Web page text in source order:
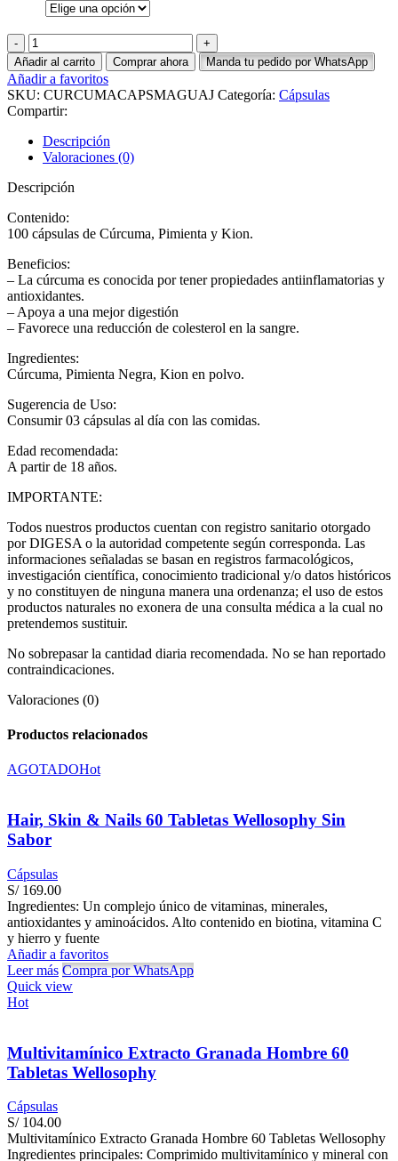
Cúrcuma,
Pimienta
y
Kion
500
mg
Mujer
Aguaje
cantidad
Añadir al carrito Comprar ahora Manda tu pedido por WhatsApp
Añadir a favoritos
SKU: CURCUMACAPSMAGUAJ Categoría: Cápsulas
Compartir:
Descripción
Valoraciones (0)
Descripción
Contenido:
100 cápsulas de Cúrcuma, Pimienta y Kion.
Beneficios:
– La cúrcuma es conocida por tener propiedades antiinflamatorias y
antioxidantes.
– Apoya a una mejor digestión
– Favorece una reducción de colesterol en la sangre.
Ingredientes:
Cúrcuma, Pimienta Negra, Kion en polvo.
Sugerencia de Uso:
Consumir 03 cápsulas al día con las comidas.
Edad recomendada:
A partir de 18 años.
IMPORTANTE:
Todos nuestros productos cuentan con registro sanitario otorgado
por DIGESA o la autoridad competente según corresponda. Las
informaciones señaladas se basan en registros farmacológicos,
investigación científica, conocimiento tradicional y/o datos históricos
y no constituyen de ninguna manera una ordenanza; el uso de estos
productos naturales no exonera de una consulta médica a la cual no
pretendemos sustituir.
No sobrepasar la cantidad diaria recomendada. No se han reportado
contraindicaciones.
Valoraciones (0)
Productos relacionados
AGOTADOHot
Hair, Skin & Nails 60 Tabletas Wellosophy Sin
Sabor
Cápsulas
S/169.00
Ingredientes: Un complejo único de vitaminas, minerales,
antioxidantes y aminoácidos. Alto contenido en biotina, vitamina C
y hierro y fuente
Añadir a favoritos
Leer más Compra por WhatsApp
Quick view
Hot
Multivitamínico Extracto Granada Hombre 60
Tabletas Wellosophy
Cápsulas
S/104.00
Multivitamínico Extracto Granada Hombre 60 Tabletas Wellosophy
Ingredientes principales: Comprimido multivitamínico y mineral con